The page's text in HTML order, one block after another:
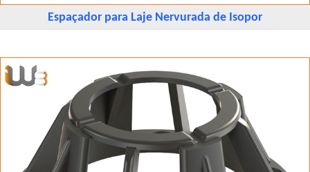
Espaçador para Laje Nervurada de Isopor